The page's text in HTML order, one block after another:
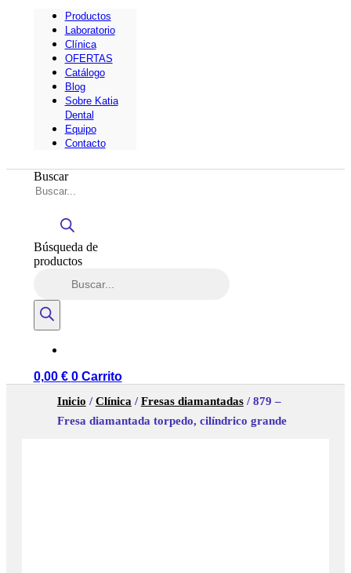
Productos
Laboratorio
Clínica
OFERTAS
Catálogo
Blog
Sobre Katia
Dental
Equipo
Contacto
Buscar
Búsqueda de
productos
0,00 € 0 Carrito
Inicio /Clínica /Fresas diamantadas/ 879 –
Fresa diamantada torpedo, cilíndrico grande